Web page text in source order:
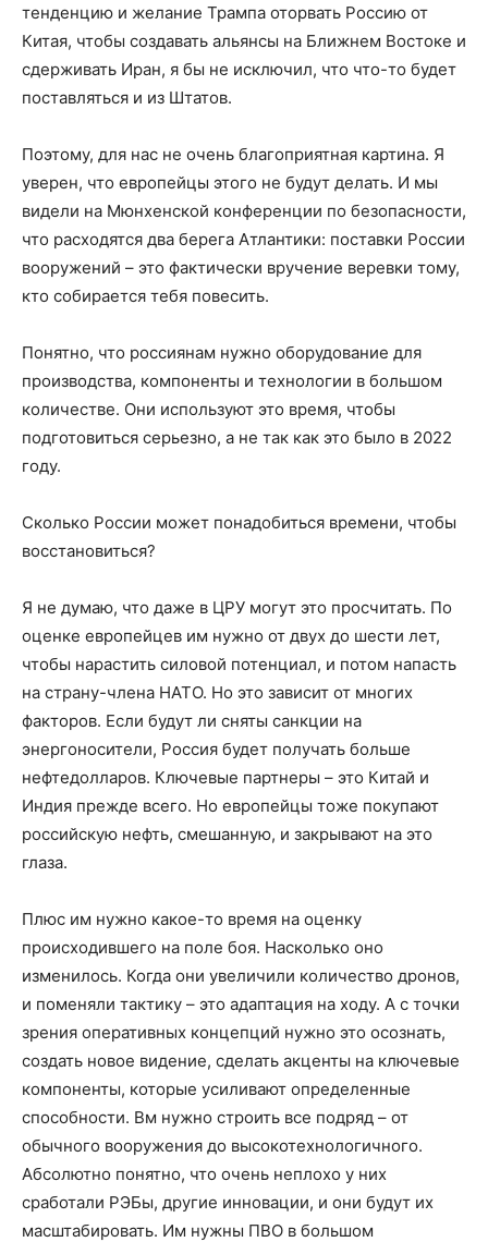
тенденцию и желание Трампа оторвать Россию от
Китая, чтобы создавать альянсы на Ближнем Востоке и
сдерживать Иран, я бы не исключил, что что-то будет
поставляться и из Штатов.
Поэтому, для нас не очень благоприятная картина. Я
уверен, что европейцы этого не будут делать. И мы
видели на Мюнхенской конференции по безопасности,
что расходятся два берега Атлантики: поставки России
вооружений – это фактически вручение веревки тому,
кто собирается тебя повесить.
Понятно, что россиянам нужно оборудование для
производства, компоненты и технологии в большом
количестве. Они используют это время, чтобы
подготовиться серьезно, а не так как это было в 2022
году.
Сколько России может понадобиться времени, чтобы
восстановиться?
Я не думаю, что даже в ЦРУ могут это просчитать. По
оценке европейцев им нужно от двух до шести лет,
чтобы нарастить силовой потенциал, и потом напасть
на страну-члена НАТО. Но это зависит от многих
факторов. Если будут ли сняты санкции на
энергоносители, Россия будет получать больше
нефтедолларов. Ключевые партнеры – это Китай и
Индия прежде всего. Но европейцы тоже покупают
российскую нефть, смешанную, и закрывают на это
глаза.
Плюс им нужно какое-то время на оценку
происходившего на поле боя. Насколько оно
изменилось. Когда они увеличили количество дронов,
и поменяли тактику – это адаптация на ходу. А с точки
зрения оперативных концепций нужно это осознать,
создать новое видение, сделать акценты на ключевые
компоненты, которые усиливают определенные
способности. Bм нужно строить все подряд – от
обычного вооружения до высокотехнологичного.
Абсолютно понятно, что очень неплохо у них
сработали РЭБы, другие инновации, и они будут их
масштабировать. Им нужны ПВО в большом